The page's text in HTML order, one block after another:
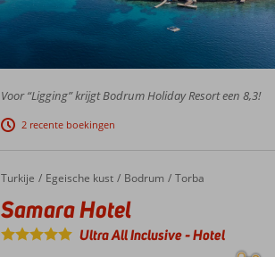
Voor “Ligging” krijgt Bodrum Holiday Resort een 8,3!
2 recente boekingen
Home
Turkije Egeische kust Bodrum Torba
Samara Hotel
Samara Hotel
Ultra All Inclusive-Hotel